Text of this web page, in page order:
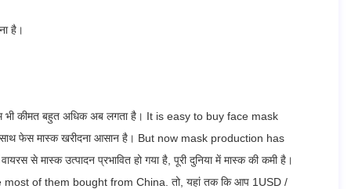
है।
भी कीमत बहुत अधिक अब लगता है। It is easy to buy face mask
फेस मास्क खरीदना आसान है। But now mask production has
से मास्क उत्पादन प्रभावित हो गया है, पूरी दुनिया में मास्क की कमी है।
of them bought from China. तो, यहां तक ​​कि आप 1USD /